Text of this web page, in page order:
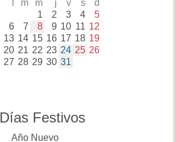
m m j v s d
1 2 3 4 5
6 7 8 9 10 11 12
13 14 15 16 17 18 19
20 21 22 23 24 25 26
27 28 29 30 31
Días Festivos
Año Nuevo